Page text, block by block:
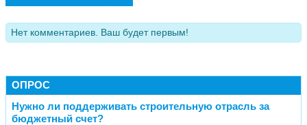
Нет комментариев. Ваш будет первым!
ОПРОС
Нужно ли поддерживать строительную отрасль за
бюджетный счет?